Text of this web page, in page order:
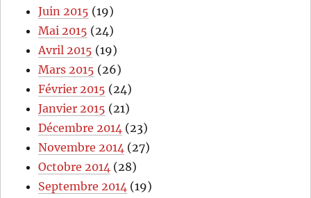
Juin 2015 (19)
Mai 2015 (24)
Avril 2015 (19)
Mars 2015 (26)
Février 2015 (24)
Janvier 2015 (21)
Décembre 2014 (23)
Novembre 2014 (27)
Octobre 2014 (28)
Septembre 2014 (19)